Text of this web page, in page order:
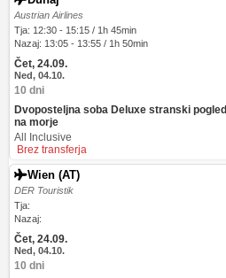
Austrian Airlines
Tja: 12:30 - 15:15 / 1h 45min
Nazaj: 13:05 - 13:55 / 1h 50min
Čet, 24.09.
Ned, 04.10.
10 dni
Dvoposteljna soba Deluxe stranski pogled
na morje
All Inclusive
Brez transferja
Wien (AT)
DER Touristik
Tja:
Nazaj:
Čet, 24.09.
Ned, 04.10.
10 dni